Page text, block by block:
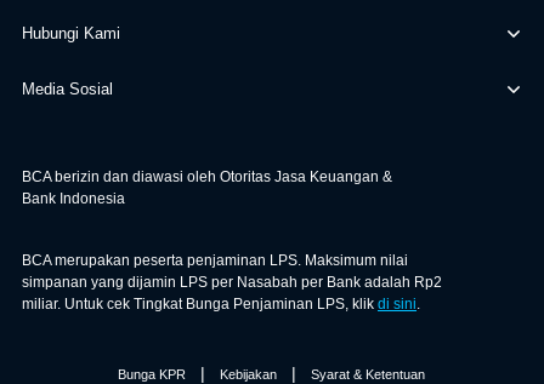
Hubungi Kami
Media Sosial
BCA berizin dan diawasi oleh Otoritas Jasa Keuangan &
Bank Indonesia
BCA merupakan peserta penjaminan LPS. Maksimum nilai
simpanan yang dijamin LPS per Nasabah per Bank adalah Rp2
miliar. Untuk cek Tingkat Bunga Penjaminan LPS, klik di sini.
Bunga KPR | Kebijakan | Syarat & Ketentuan